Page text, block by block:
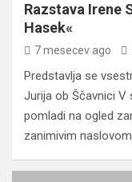
Razstava Irene
Hasek«
7 mesecev ago
Predstavlja se
Jurija ob Ščavnici V
pomladi na ogled
zanimivim